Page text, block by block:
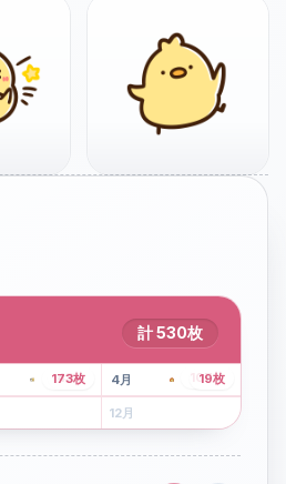
計530枚
43枚 4月 107枚
173枚
8月
19枚
12月